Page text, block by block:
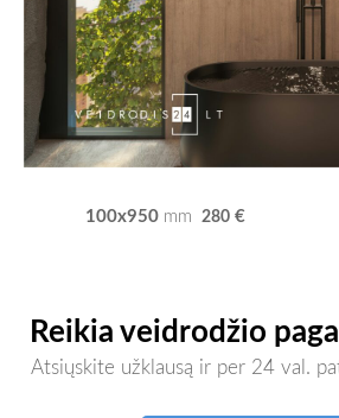
100x950 mm 280 €
Reikia veidrodžio
Atsiųskite užklausą ir per 24 val.